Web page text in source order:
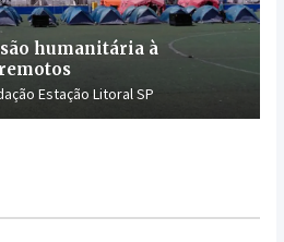
humanitária à
Estação Litoral SP